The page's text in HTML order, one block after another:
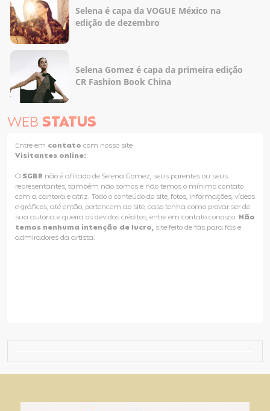
Selena é capa da VOGUE México na
edição de dezembro
Selena Gomez é capa da primeira edição
CR Fashion Book China
WEB STATUS
Entre em contato com nosso site
Visitantes online:
O SGBR não é afiliado de Selena Gomez, seus parentes ou seus
representantes, também não somos e não temos o mínimo contato
com a cantora e atriz. Todo o conteúdo do site, fotos, informações, vídeos
e gráficos, até então, pertencem ao site, caso tenha como provar ser de
sua autoria e queira os devidos créditos, entre em contato conosco. Não
temos nenhuma intenção de lucro, site feito de fãs para fãs e
admiradores da artista.